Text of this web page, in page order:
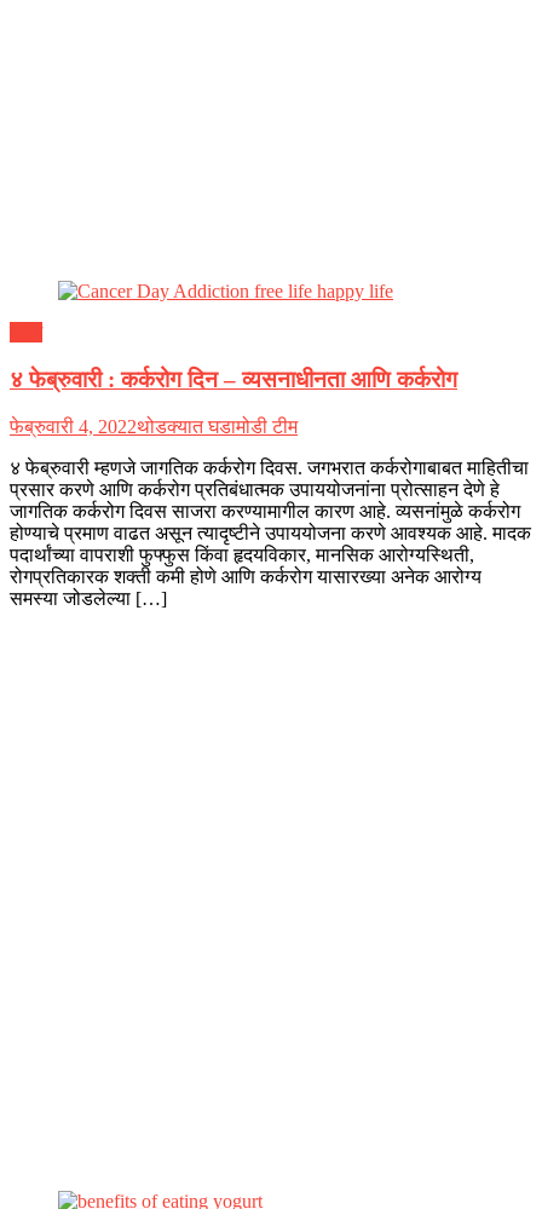
४ फेब्रुवारी : कर्करोग दिन – व्यसनाधीनता आणि कर्करोग
फेब्रुवारी 4, 2022थोडक्यात घडामोडी टीम
४ फेब्रुवारी म्हणजे जागतिक कर्करोग दिवस. जगभरात कर्करोगाबाबत माहितीचा
प्रसार करणे आणि कर्करोग प्रतिबंधात्मक उपाययोजनांना प्रोत्साहन देणे हे
जागतिक कर्करोग दिवस साजरा करण्यामागील कारण आहे. व्यसनांमुळे कर्करोग
होण्याचे प्रमाण वाढत असून त्यादृष्टीने उपाययोजना करणे आवश्यक आहे. मादक
पदार्थांच्या वापराशी फुफ्फुस किंवा हृदयविकार, मानसिक आरोग्यस्थिती,
रोगप्रतिकारक शक्ती कमी होणे आणि कर्करोग यासारख्या अनेक आरोग्य
समस्या जोडलेल्या […]